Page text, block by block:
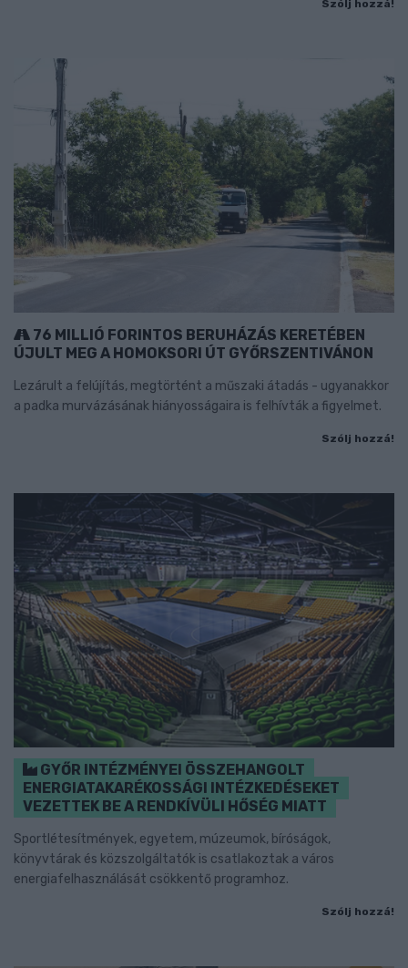
Szólj hozzá!
76 MILLIÓ FORINTOS BERUHÁZÁS KERETÉBEN
ÚJULT MEG A HOMOKSORI ÚT GYŐRSZENTIVÁNON
Lezárult a felújítás, megtörtént a műszaki átadás - ugyanakkor
a padka murvázásának hiányosságaira is felhívták a figyelmet.
Szólj hozzá!
GYŐR INTÉZMÉNYEI ÖSSZEHANGOLT
ENERGIATAKARÉKOSSÁGI INTÉZKEDÉSEKET
VEZETTEK BE A RENDKÍVÜLI HŐSÉG MIATT
Sportlétesítmények, egyetem, múzeumok, bíróságok,
könyvtárak és közszolgáltatók is csatlakoztak a város
energiafelhasználását csökkentő programhoz.
Szólj hozzá!